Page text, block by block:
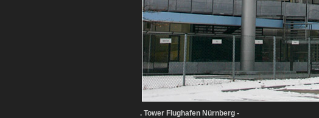
. Tower Flughafen Nürnberg -